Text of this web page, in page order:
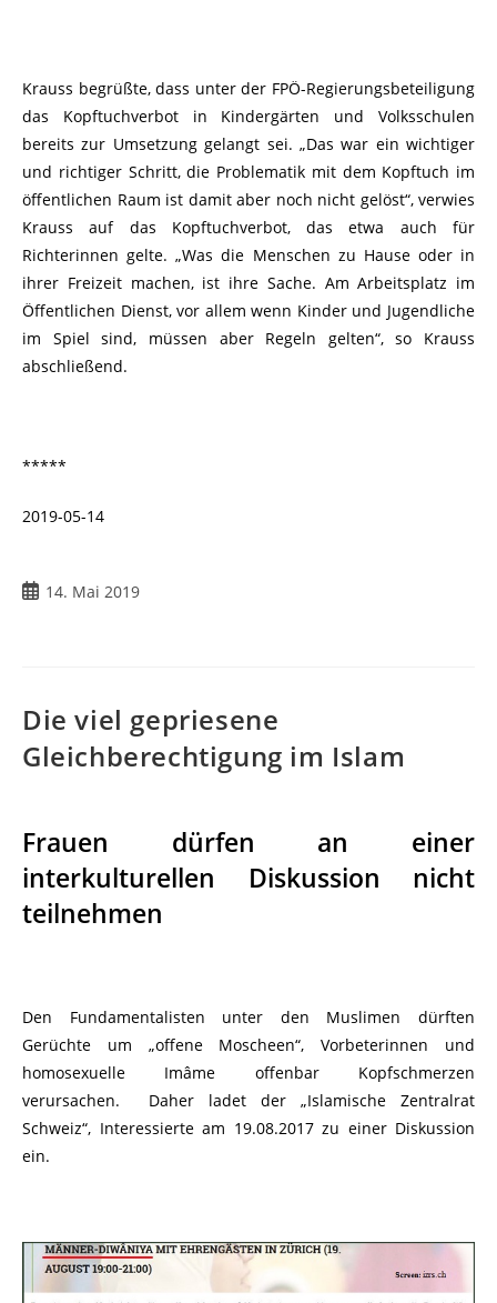
Krauss begrüßte, dass unter der FPÖ-Regierungsbeteiligung
das Kopftuchverbot in Kindergärten und Volksschulen
bereits zur Umsetzung gelangt sei. „Das war ein wichtiger
und richtiger Schritt, die Problematik mit dem Kopftuch im
öffentlichen Raum ist damit aber noch nicht gelöst“, verwies
Krauss auf das Kopftuchverbot, das etwa auch für
Richterinnen gelte. „Was die Menschen zu Hause oder in
ihrer Freizeit machen, ist ihre Sache. Am Arbeitsplatz im
Öffentlichen Dienst, vor allem wenn Kinder und Jugendliche
im Spiel sind, müssen aber Regeln gelten“, so Krauss
abschließend.
*****
2019-05-14
Beitrag14. Mai 2019
Die viel gepriesene
Gleichberechtigung im Islam
Frauen dürfen an einer
interkulturellen Diskussion nicht
teilnehmen
Den Fundamentalisten unter den Muslimen dürften
Gerüchte um „offene Moscheen“, Vorbeterinnen und
homosexuelle Imâme offenbar Kopfschmerzen
verursachen. Daher ladet der „Islamische Zentralrat
Schweiz“, Interessierte am 19.08.2017 zu einer Diskussion
ein.